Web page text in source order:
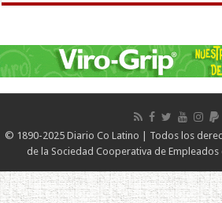
© 1890-2025 Diario Co Latino | Todos los
de la Sociedad Cooperativa de Empleados